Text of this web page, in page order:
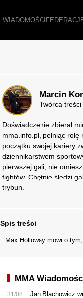
WIADOMOŚCI
Marcin
Twórca treści
Doświadczenie zbierał
mma.info.pl, pełniąc
początku swojej kariery
dziennikarstwem
pierwszej gali, nie
fightów. Chętnie śledzi
trybun.
Spis treści
Max Holloway mówi o
MMA
31/08
Jan Błachowicz